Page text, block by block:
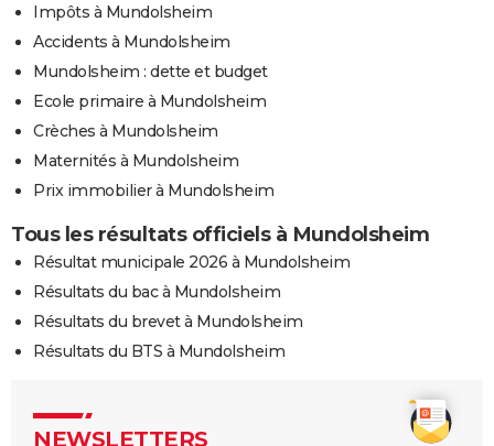
Impôts à Mundolsheim
Accidents à Mundolsheim
Mundolsheim : dette et budget
Ecole primaire à Mundolsheim
Crèches à Mundolsheim
Maternités à Mundolsheim
Prix immobilier à Mundolsheim
Tous les résultats officiels à Mundolsheim
Résultat municipale 2026 à Mundolsheim
Résultats du bac à Mundolsheim
Résultats du brevet à Mundolsheim
Résultats du BTS à Mundolsheim
NEWSLETTERS